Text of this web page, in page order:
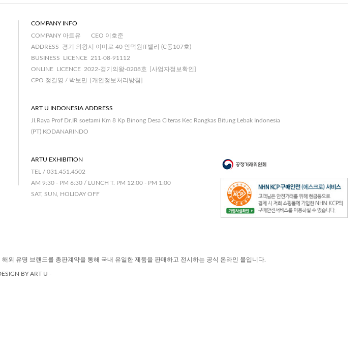
COMPANY INFO
COMPANY 아트유
CEO 이호준
ADDRESS 경기 의왕시 이미로 40 인덕원IT밸리 (C동107호)
BUSINESS LICENCE 211-08-91112
ONLINE LICENCE 2022-경기의왕-0208호
[사업자정보확인]
CPO 정길영 / 박보민
[개인정보처리방침]
ART U INDONESIA ADDRESS
JI.Raya Prof Dr.IR soetami Km 8 Kp Binong Desa Citeras Kec Rangkas Bitung Lebak Indonesia
(PT) KODANARINDO
ARTU EXHIBITION
TEL / 031.451.4502
AM 9:30 - PM 6:30 / LUNCH T. PM 12:00 - PM 1:00
SAT, SUN, HOLIDAY OFF
외 유명 브랜드를 총판계약을 통해 국내 유일한 제품을 판매하고 전시하는 공식 온라인 몰입니다.
BY ART U -